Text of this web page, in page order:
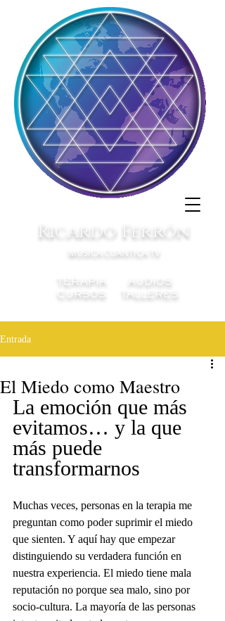
Ricardo Ferrón
MUSICA CUANTICA TV
TERAPIA AUDIOS
CURSOS TALLERES
Entrada
El Miedo como Maestro
La emoción que más
evitamos… y la que
más puede
transformarnos
Muchas veces, personas en la terapia me
preguntan como poder suprimir el miedo
que sienten. Y aquí hay que empezar
distinguiendo su verdadera función en
nuestra experiencia. El miedo tiene mala
reputación no porque sea malo, sino por
socio-cultura. La mayoría de las personas